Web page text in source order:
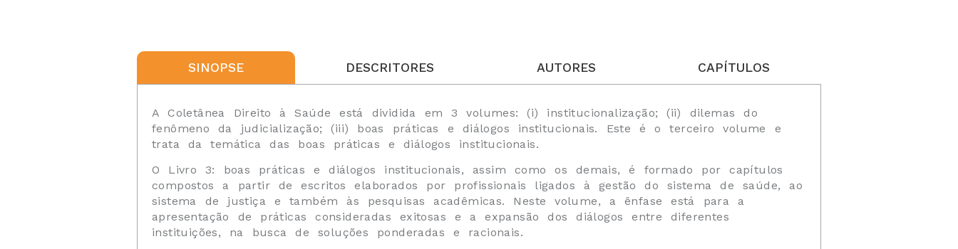
SINOPSE DESCRITORES AUTORES CAPÍTULOS
A Coletânea Direito à Saúde está dividida em 3 volumes: (i) institucionalização; (ii) dilemas do
fenômeno da judicialização; (iii) boas práticas e diálogos institucionais. Este é o terceiro volume e
trata da temática das boas práticas e diálogos institucionais.
O Livro 3: boas práticas e diálogos institucionais, assim como os demais, é formado por capítulos
compostos a partir de escritos elaborados por profissionais ligados à gestão do sistema de saúde, ao
sistema de justiça e também às pesquisas acadêmicas. Neste volume, a ênfase está para a
apresentação de práticas consideradas exitosas e a expansão dos diálogos entre diferentes
instituições, na busca de soluções ponderadas e racionais.